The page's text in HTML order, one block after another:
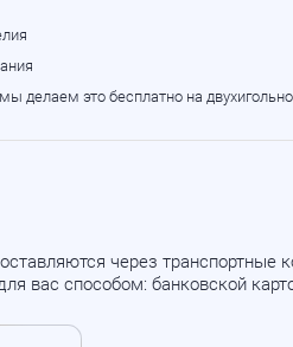
делаем это бесплатно на
через
вас способом: банковской